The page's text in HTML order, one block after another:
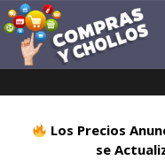
Los Precios
se